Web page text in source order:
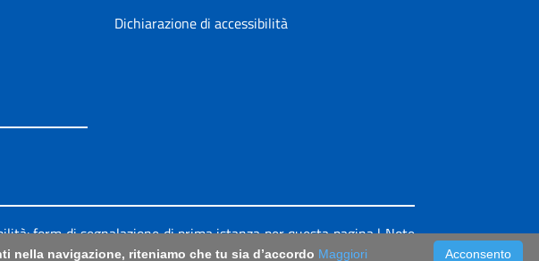
Dichiarazione di accessibilità
form di segnalazione di prima istanza per questa pagina|Note
Acconsento
nella navigazione, riteniamo che tu sia d’accordo Maggiori